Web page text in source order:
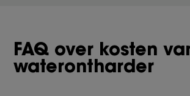
FAQ over kosten
waterontharder